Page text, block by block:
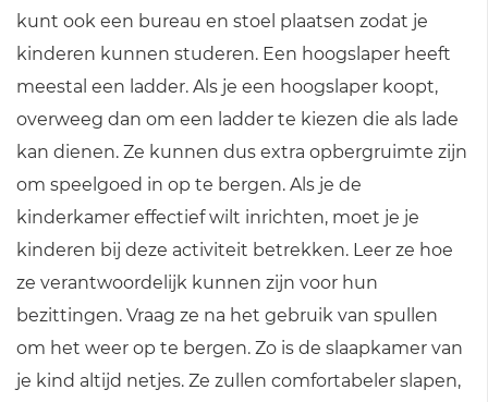
kunt ook een bureau en stoel plaatsen zodat je
kinderen kunnen studeren. Een hoogslaper heeft
meestal een ladder. Als je een hoogslaper koopt,
overweeg dan om een ​​ladder te kiezen die als lade
kan dienen. Ze kunnen dus extra opbergruimte zijn
om speelgoed in op te bergen. Als je de
kinderkamer effectief wilt inrichten, moet je je
kinderen bij deze activiteit betrekken. Leer ze hoe
ze verantwoordelijk kunnen zijn voor hun
bezittingen. Vraag ze na het gebruik van spullen
om het weer op te bergen. Zo is de slaapkamer van
je kind altijd netjes. Ze zullen comfortabeler slapen,